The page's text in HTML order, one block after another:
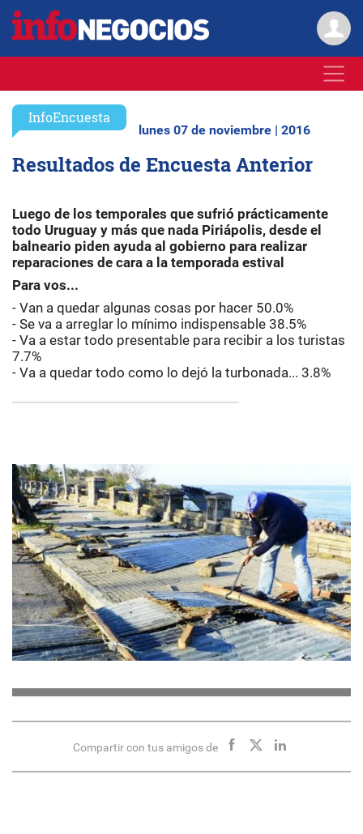
InfoEncuesta
lunes 07 de noviembre | 2016
Resultados de Encuesta Anterior
Luego de los temporales que sufrió prácticamente
todo Uruguay y más que nada Piriápolis, desde el
balneario piden ayuda al gobierno para realizar
reparaciones de cara a la temporada estival
Para vos...
- Van a quedar algunas cosas por hacer 50.0%
- Se va a arreglar lo mínimo indispensable 38.5%
- Va a estar todo presentable para recibir a los turistas
7.7%
- Va a quedar todo como lo dejó la turbonada... 3.8%
Compartir con tus amigos de